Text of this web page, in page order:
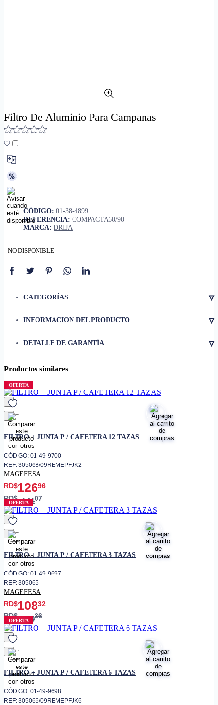
Filtro De Aluminio Para Campanas
CÓDIGO: 01-38-4899
REFERENCIA: COMPACTA60/90
MARCA: DRIJA
NO DISPONIBLE
CATEGORÍAS ▿
INFORMACION DEL PRODUCTO ▿
• Tipo
• Peso
0.3 kg
• Retiene eficazmente la grasa
• Compatible con modelos Drija
Compacta 60 y 90
• Fácil de instalar y mantener
• Ideal para uso doméstico
DETALLE DE GARANTÍA ▿
Productos similares
OFERTA
favorito
FILTRO + JUNTA P / CAFETERA 12 TAZAS
CÓDIGO: 01-49-9700
REF: 305068/09REMEPFJK2
MAGEFESA
RD$12696
RD$14107
OFERTA
favorito
FILTRO + JUNTA P / CAFETERA 3 TAZAS
CÓDIGO: 01-49-9697
REF: 305065
MAGEFESA
RD$10832
RD$12036
OFERTA
favorito
FILTRO + JUNTA P / CAFETERA 6 TAZAS
CÓDIGO: 01-49-9698
REF: 305066/09REMEPFJK6